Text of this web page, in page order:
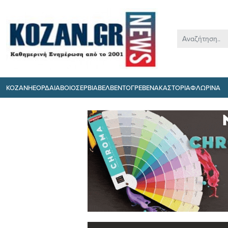
ΚΟΖΑΝΗΕΟΡΔΑΙΑΒΟΙΟΣΕΡΒΙΑΒΕΛΒΕΝΤΟΓΡΕΒΕΝΑΚΑΣΤΟΡΙΑΦΛΩΡΙΝΑ